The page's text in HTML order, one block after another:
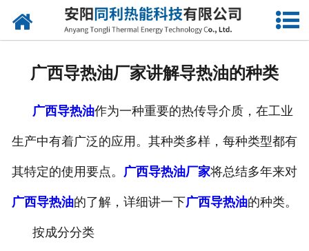
网站首页
广西导热油厂家讲解导热油的种类
广西导热油作为一种重要的热传导介质，在工业
生产中有着广泛的应用。其种类多样，每种类型都有
其特定的使用要点。 广西导热油厂家将总结多年来对
广西导热油的了解，详细讲一下广西导热油的种类。
按成分分类